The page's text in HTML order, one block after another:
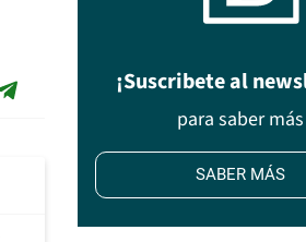
¡Suscribete al
para saber más
SABER MÁS